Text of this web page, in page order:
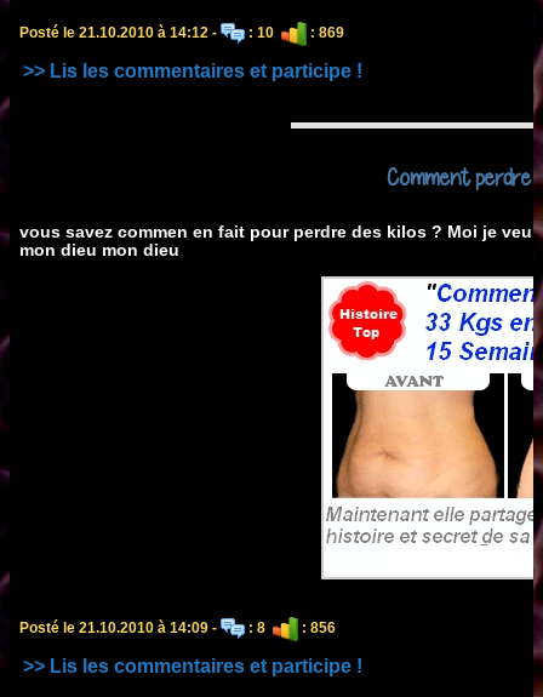
Posté le 21.10.2010 à 14:12 - : 10 : 869
>> Lis les commentaires et participe !
Comment perdre
vous savez commen en fait pour perdre des kilos ? Moi je
mon dieu mon dieu
Posté le 21.10.2010 à 14:09 - : 8 : 856
>> Lis les commentaires et participe !